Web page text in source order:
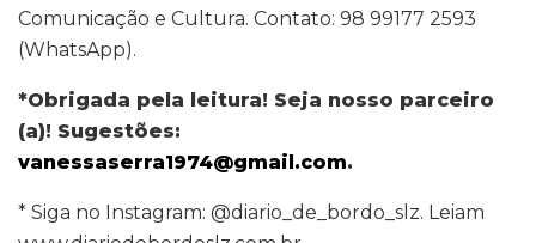
Comunicação e Cultura. Contato: 98 99177 2593
(WhatsApp).
*Obrigada pela leitura! Seja nosso parceiro
(a)! Sugestões:
vanessaserra1974@gmail.com.
* Siga no Instagram: @diario_de_bordo_slz. Leiam